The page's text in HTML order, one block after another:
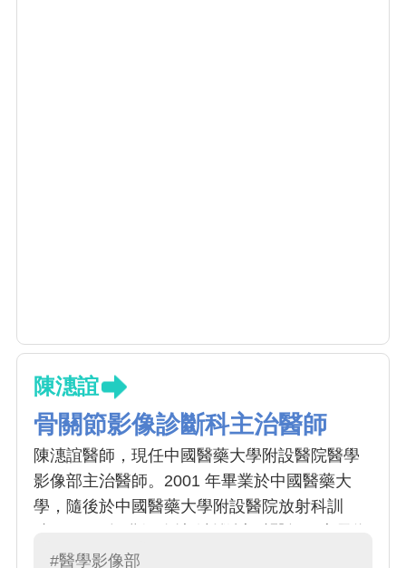
陳潓誼
骨關節影像診斷科主治醫師
陳潓誼醫師，現任中國醫藥大學附設醫院醫學
影像部主治醫師。2001 年畢業於中國醫藥大
學，隨後於中國醫藥大學附設醫院放射科訓
骨關節肌肉醫學影像檢查與判讀
#醫學影像部